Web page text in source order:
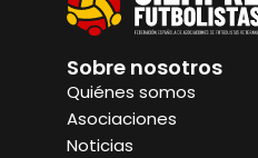
Sobre nosotros
Quiénes somos
Asociaciones
Noticias